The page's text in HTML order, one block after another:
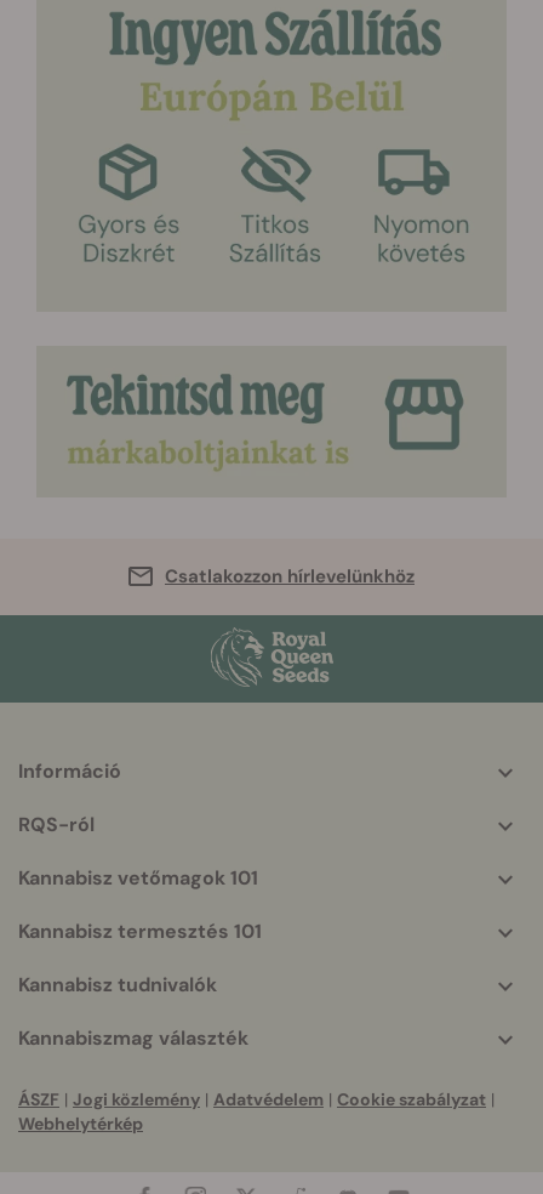
Csatlakozzon hírlevelünkhöz
More
info
Információ
RQS-ról
Kannabisz vetőmagok 101
Kannabisz termesztés 101
Kannabisz tudnivalók
Kannabiszmag választék
ÁSZF | Jogi közlemény | Adatvédelem | Cookie szabályzat |
Webhelytérkép